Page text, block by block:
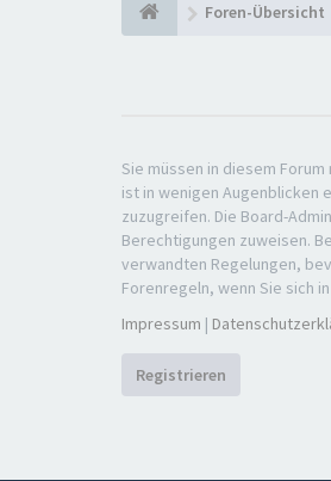
Foren-Übersicht
Sie müssen in diesem
ist in wenigen Augenblicken
zuzugreifen. Die Board-
Berechtigungen zuweisen.
verwandten Regelungen,
Forenregeln, wenn Sie sich
Impressum |
Registrieren